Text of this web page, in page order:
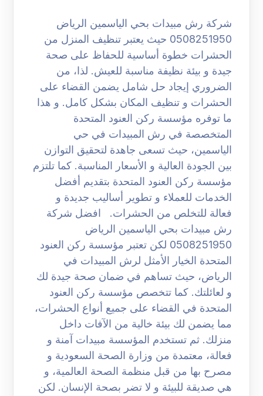
شركة رش مبيدات بحي الياسمين الرياض
0508251950 حيث يعتبر تنظيف المنزل من
الحشرات خطوة أساسية للحفاظ على صحة
جيدة و بيئة نظيفة مناسبة للعيش. لذا، من
الضروري إيجاد حل شامل يضمن القضاء على
الحشرات و تنظيف المكان بشكل كامل. و هذا
ما توفره مؤسسة ركن العنود المتحدة
المتخصصة في رش المبيدات في حي
الياسمين، حيث تسعى جاهدة لتحقيق التوازن
بين الجودة العالية و الأسعار المناسبة. كما تلتزم
مؤسسة ركن العنود المتحدة بتقديم أفضل
الخدمات للعملاء و تطوير أساليب جديدة و
فعالة للتخلص من الحشرات. افضل شركة
رش مبيدات بحي الياسمين الرياض
0508251950 لكن تعتبر مؤسسة ركن العنود
المتحدة الخيار الأمثل لرش المبيدات في
الرياض، حيث تساهم في ضمان صحة جيدة لك
و لعائلتك. كما تتخصص مؤسسة ركن العنود
المتحدة في القضاء على جميع أنواع الحشرات،
مما يضمن لك بيئة خالية من الآفات داخل
منزلك. ثم تستخدم المؤسسة مبيدات آمنة و
فعالة، معتمدة من وزارة الصحة السعودية و
مصرح بها من قبل منظمة الصحة العالمية، و
هي صديقة للبيئة و لا تضر بصحة الإنسان. لكن